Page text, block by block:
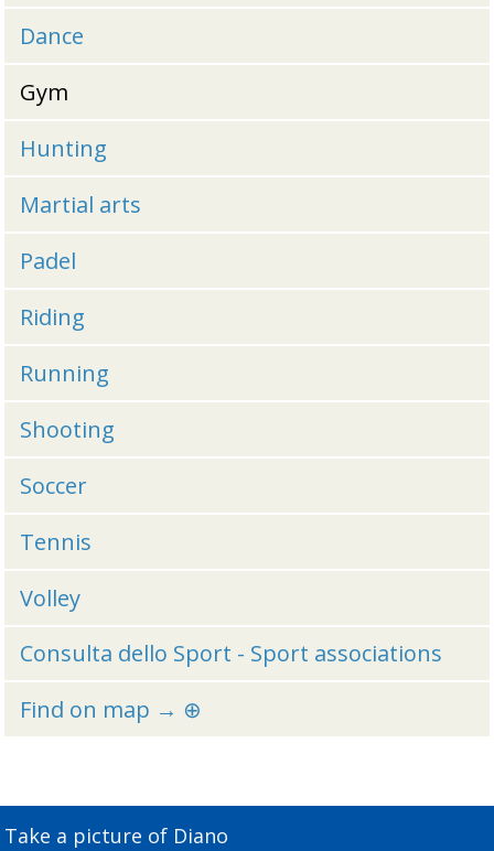
Dance
Gym
Hunting
Martial arts
Padel
Riding
Running
Shooting
Soccer
Tennis
Volley
Consulta dello Sport - Sport associations
Find on map → ⊕
Take a picture of Diano